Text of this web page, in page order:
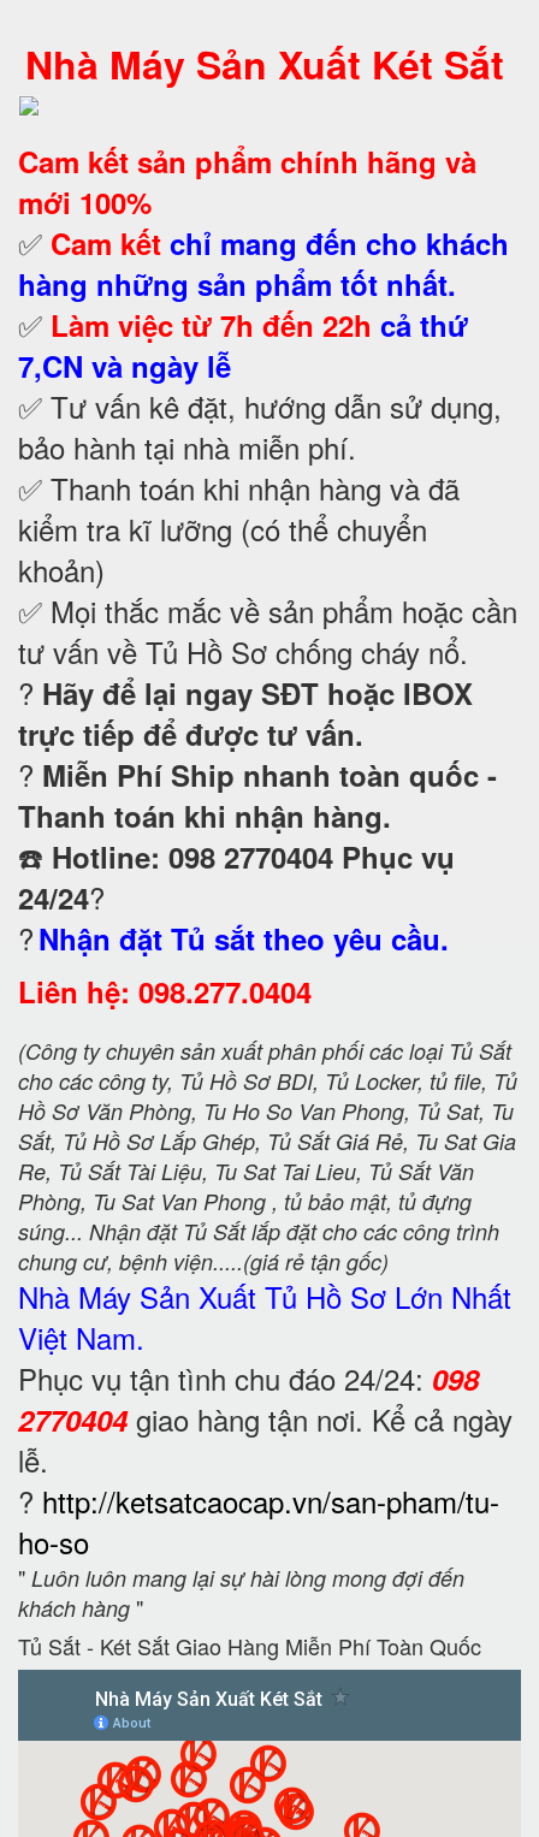
Nhà Máy Sản Xuất Két Sắt
Cam kết sản phẩm chính hãng và
mới 100%
✅ Cam kết chỉ mang đến cho khách
hàng những sản phẩm tốt nhất.
✅ Làm việc từ 7h đến 22h cả thứ
7,CN và ngày lễ
✅ Tư vấn kê đặt, hướng dẫn sử dụng,
bảo hành tại nhà miễn phí.
✅ Thanh toán khi nhận hàng và đã
kiểm tra kĩ lưỡng (có thể chuyển
khoản)
✅ Mọi thắc mắc về sản phẩm hoặc cần
tư vấn về Tủ Hồ Sơ chống cháy nổ.
? Hãy để lại ngay SĐT hoặc IBOX
trực tiếp để được tư vấn.
? Miễn Phí Ship nhanh toàn quốc -
Thanh toán khi nhận hàng.
☎️ Hotline: 098 2770404 Phục vụ
24/24?
?Nhận đặt Tủ sắt theo yêu cầu.
Liên hệ: 098.277.0404
(Công ty chuyên sản xuất phân phối các loại Tủ Sắt
cho các công ty, Tủ Hồ Sơ BDI, Tủ Locker, tủ file, Tủ
Hồ Sơ Văn Phòng, Tu Ho So Van Phong, Tủ Sat, Tu
Sắt, Tủ Hồ Sơ Lắp Ghép, Tủ Sắt Giá Rẻ, Tu Sat Gia
Re, Tủ Sắt Tài Liệu, Tu Sat Tai Lieu, Tủ Sắt Văn
Phòng, Tu Sat Van Phong , tủ bảo mật, tủ đựng
súng... Nhận đặt Tủ Sắt lắp đặt cho các công trình
chung cư, bệnh viện.....(giá rẻ tận gốc)
Nhà Máy Sản Xuất Tủ Hồ Sơ Lớn Nhất
Việt Nam.
Phục vụ tận tình chu đáo 24/24: 098
2770404giao hàng tận nơi. Kể cả ngày
lễ.
? http://ketsatcaocap.vn/san-pham/tu-
ho-so
" Luôn luôn mang lại sự hài lòng mong đợi đến
khách hàng "
Tủ Sắt - Két Sắt Giao Hàng Miễn Phí Toàn Quốc